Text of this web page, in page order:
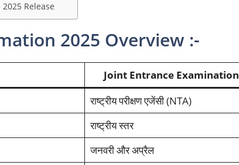
Release
2025 Overview :-
Joint Entrance Examination
राष्ट्रीय परीक्षण एजेंसी (NTA)
राष्ट्रीय स्तर
जनवरी और अप्रैल